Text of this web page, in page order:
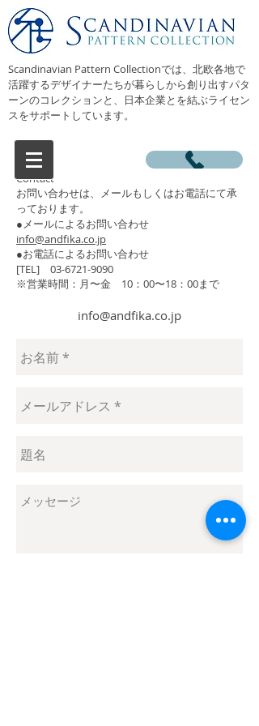
Scandinavian Pattern Collectionでは、北欧各地で
活躍するデザイナーたちが暮らしから創り出すパタ
ーンのコレクションと、日本企業とを結ぶライセン
スをサポートしています。
Contact
​お問い合わせは、メールもしくはお電話にて承
っております。
●メールによるお問い合わせ
info@andfika.co.jp
●お電話によるお問い合わせ
[TEL] 03-6721-9090
※営業時間：月〜金 10：00〜18：00まで
info@andfika.co.jp